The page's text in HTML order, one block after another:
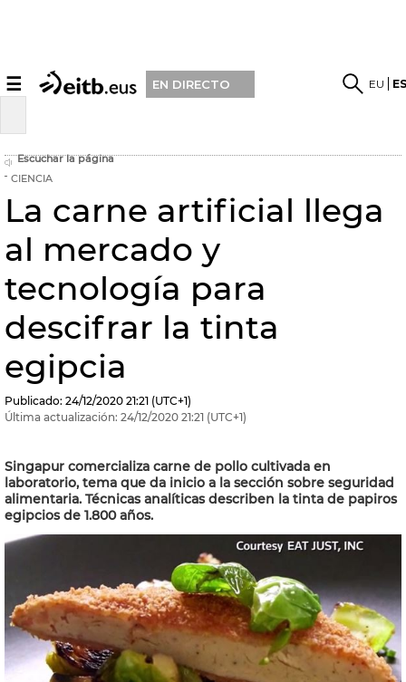
☰ EN DIRECTO EU
Escuchar la página
CIENCIA
La carne artificial llega
al mercado y
tecnología para
descifrar la tinta
egipcia
Publicado: 24/12/2020 21:21 (UTC+1)
Última actualización: 24/12/2020 21:21 (UTC+1)
Singapur comercializa carne de pollo cultivada en
laboratorio, tema que da inicio a la sección sobre seguridad
alimentaria. Técnicas analíticas describen la tinta de papiros
egipcios de 1.800 años.